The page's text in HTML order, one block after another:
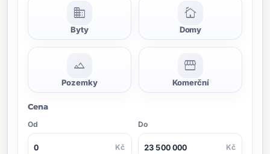
domain
Byty
cottage
Domy
landscape
Pozemky
storefront
Komerční
Cena
Od
Kč
Do
Kč